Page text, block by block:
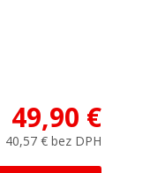
49,90 €
40,57 € bez DPH